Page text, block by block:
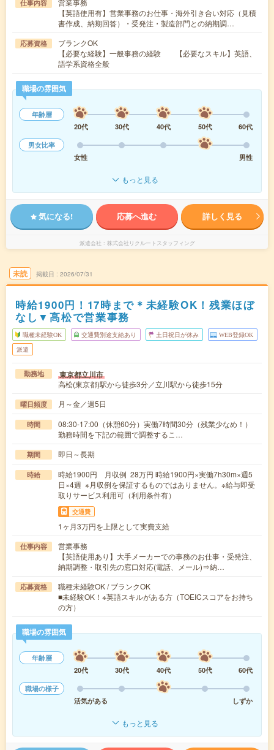
仕事内容
営業事務
【英語使用有】営業事務のお仕事・海外引き合い対応（見積
書作成、納期回答）・受発注・製造部門との納期調…
応募資格
ブランクOK
【必要な経験】一般事務の経験 【必要なスキル】英語、
語学系資格全般
職場の雰囲気
年齢層
20代
30代 40代 50代
60代
男女比率
女性
男性
もっと見る
気になる! 応募へ進む 詳しく見る
派遣会社 株式会社リクルートスタッフィング
未読 掲載日 2026/07/31
時給1900円！17時まで＊未経験OK！残業ほぼ
なし▼高松で営業事務
職種未経験OK 交通費別途支給あり 土日祝日が休み WEB登録OK
派遣
勤務地 東京都立川市
高松(東京都)駅から徒歩3分／立川駅から徒歩15分
曜日頻度 月～金／週5日
時間
08:30-17:00（休憩60分）実働7時間30分（残業少なめ！）
勤務時間を下記の範囲で調整するこ…
期間 即日～長期
時給
時給1900円 月収例 28万円 時給1900円×実働7h30m×週5
日×4週 ※月収例を保証するものではありません。※給与即受
取りサービス利用可（利用条件有）
交通費
1ヶ月3万円を上限として実費支給
仕事内容
営業事務
【英語使用あり】大手メーカーでの事務のお仕事・受発注、
納期調整・取引先の窓口対応(電話、メール)⇒納…
応募資格
職種未経験OK / ブランクOK
■未経験OK！※英語スキルがある方（TOEICスコアをお持ち
の方）
職場の雰囲気
年齢層
20代
30代 40代 50代
60代
職場の様子
活気がある
しずか
もっと見る